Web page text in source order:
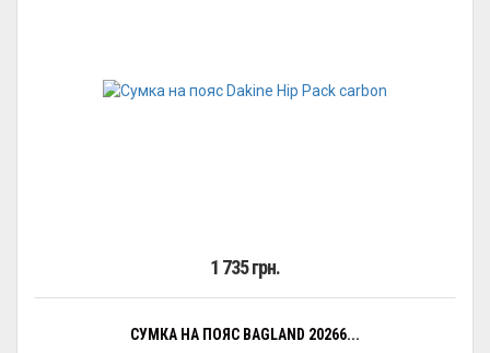
1 735 грн.
СУМКА НА ПОЯС BAGLAND 20266...